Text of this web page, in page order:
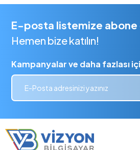
E-posta listemize abone
Hemen bize katılın!
Kampanyalar ve daha fazlası